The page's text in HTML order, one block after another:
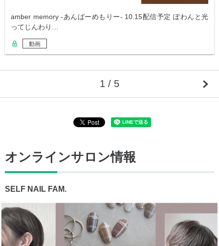
amber memory -あんばーめもりー- 10.15配信予定 ぽわんと光
ってじんわり…
動画
1 / 5
オンラインサロン情報
SELF NAIL FAM.